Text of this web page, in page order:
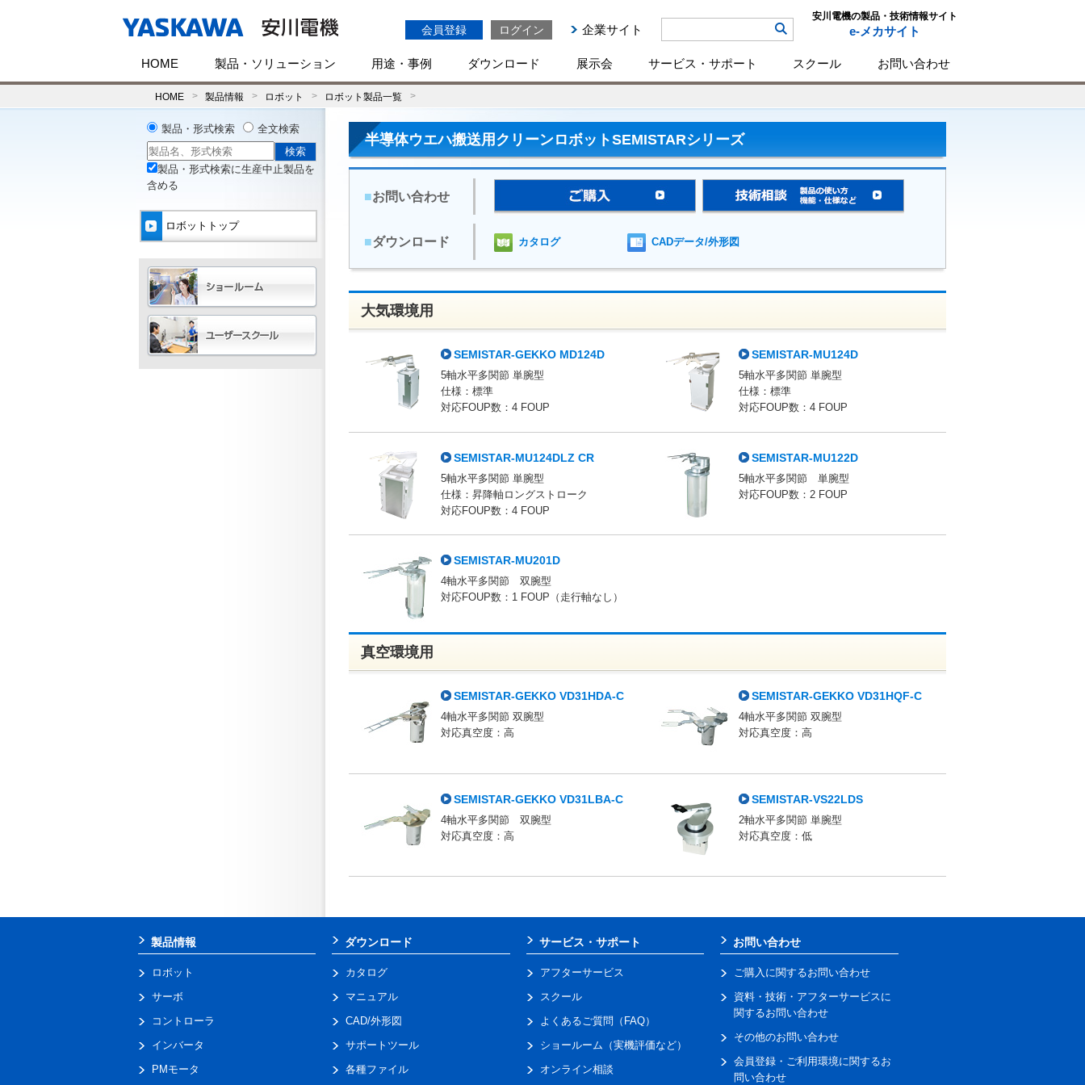
会員登録 ログイン 企業サイト
安川電機の製品・技術情報サイト
e-メカサイト
HOME 製品・ソリューション 用途・事例 ダウンロード 展示会 サービス・サポート スクール お問い合わせ
HOME 製品情報 ロボット ロボット製品一覧
半導体ウエハ搬送用クリーンロボットSEMISTARシリーズ
■お問い合わせ
■ダウンロード カタログ CADデータ/外形図
大気環境用
SEMISTAR-GEKKO MD124D
5軸水平多関節 単腕型
仕様：標準
対応FOUP数：4 FOUP
SEMISTAR-MU124D
5軸水平多関節 単腕型
仕様：標準
対応FOUP数：4 FOUP
SEMISTAR-MU124DLZ CR
5軸水平多関節 単腕型
仕様：昇降軸ロングストローク
対応FOUP数：4 FOUP
SEMISTAR-MU122D
5軸水平多関節 単腕型
対応FOUP数：2 FOUP
SEMISTAR-MU201D
4軸水平多関節 双腕型
対応FOUP数：1 FOUP（走行軸なし）
真空環境用
SEMISTAR-GEKKO VD31HDA-C
4軸水平多関節 双腕型
対応真空度：高
SEMISTAR-GEKKO VD31HQF-C
4軸水平多関節 双腕型
対応真空度：高
SEMISTAR-GEKKO VD31LBA-C
4軸水平多関節 双腕型
対応真空度：高
SEMISTAR-VS22LDS
2軸水平多関節 単腕型
対応真空度：低
製品・形式検索 全文検索
製品・形式検索に生産中止製品を
含める
ロボットトップ
製品情報
ロボット
サーボ
コントローラ
インバータ
PMモータ
ダウンロード
カタログ
マニュアル
CAD/外形図
サポートツール
各種ファイル
サービス・サポート
アフターサービス
スクール
よくあるご質問（FAQ）
ショールーム（実機評価など）
オンライン相談
お問い合わせ
ご購入に関するお問い合わせ
資料・技術・アフターサービスに
関するお問い合わせ
その他のお問い合わせ
会員登録・ご利用環境に関するお
問い合わせ